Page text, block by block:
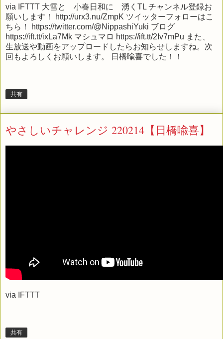
via IFTTT 大雪と 小春日和に 湧くTL チャンネル登録お
願いします！ http://urx3.nu/ZmpK ツイッターフォローはこ
ちら！ https://twitter.com/@NippashiYuki ブログ
https://ift.tt/ixLa7Mk マシュマロ https://ift.tt/2Iv7mPu また、
生放送や動画をアップロードしたらお知らせしますね。次
回もよろしくお願いします。 日橋喩喜でした！！
共有
やさしいチャレンジ 220214【日橋喩喜】
via IFTTT
共有